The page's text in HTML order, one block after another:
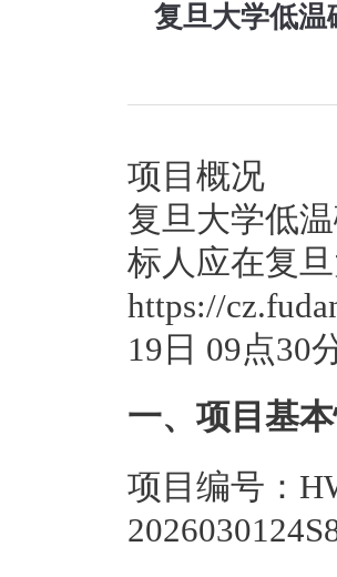
复旦大学低温
项目概况
复旦大学低
标人应在复
https://
19日 09点30
一、项目基
项目编号：
2026030124S8